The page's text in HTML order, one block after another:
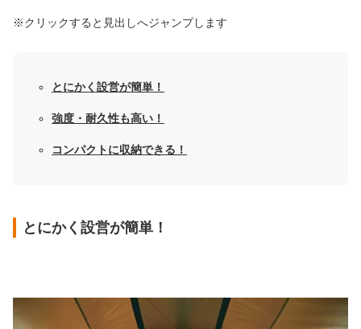
※クリックすると見出しへジャンプします
とにかく設営が簡単！
強度・耐久性も高い！
コンパクトに収納できる！
とにかく設営が簡単！